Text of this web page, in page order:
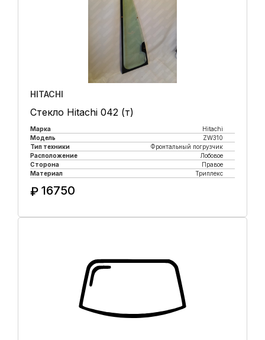
HITACHI
Стекло Hitachi 042 (т)
Марка
Hitachi
Модель
ZW310
Тип техники
Фронтальный погрузчик
Расположение
Лобовое
Сторона
Правое
Материал
Триплекс
₽ 16750